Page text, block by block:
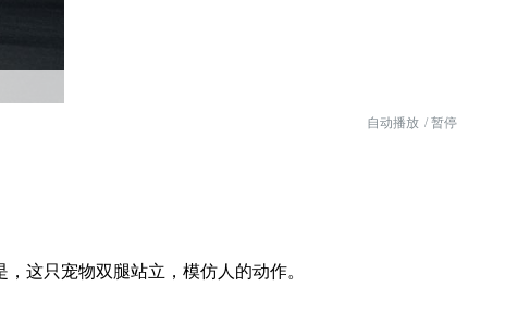
自动播放 / 暂停
这只宠物双腿站立，模仿人的动作。